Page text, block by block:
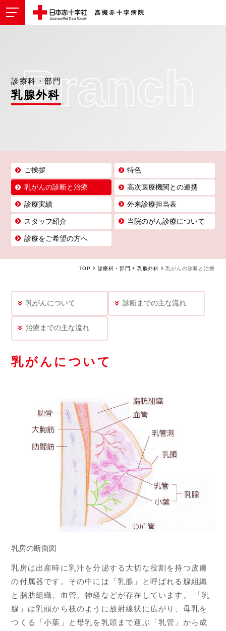
診療科・部門
乳腺外科Branch
ご挨拶 特色
乳がんの診断と治療 高次医療機関との連携
診療実績 外来診療担当表
スタッフ紹介 当院のがん診療について
診療をご希望の方へ
TOP 診療科・部門 乳腺外科 乳がんの診断と治療
乳がんについて 診断までの主な流れ
治療までの主な流れ
乳がんについて
乳房の断面図
乳房は出産時に乳汁を分泌する大切な役割を持つ皮膚
の付属器です。その中には「乳腺」と呼ばれる腺組織
と脂肪組織、血管、神経などが存在しています。 「乳
腺」は乳頭から枝のように放射線状に広がり、母乳を
つくる「小葉」と母乳を乳頭まで運ぶ「乳管」から成